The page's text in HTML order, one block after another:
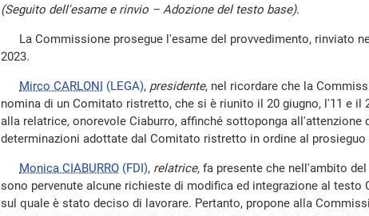
(Seguito dell'esame e rinvio – Adozione del testo base).
La Commissione prosegue l'esame del provvedimento, rinviato
2023.
Mirco CARLONI (LEGA), presidente, nel ricordare che la
nomina di un Comitato ristretto, che si è riunito il 20 giugno, l'11 e il
alla relatrice, onorevole Ciaburro, affinché sottoponga all'attenzione
determinazioni adottate dal Comitato ristretto in ordine al prosieguo
Monica CIABURRO (FDI), relatrice, fa presente che nell'ambito
sono pervenute alcune richieste di modifica ed integrazione al testo
sul quale è stato deciso di lavorare. Pertanto, propone alla